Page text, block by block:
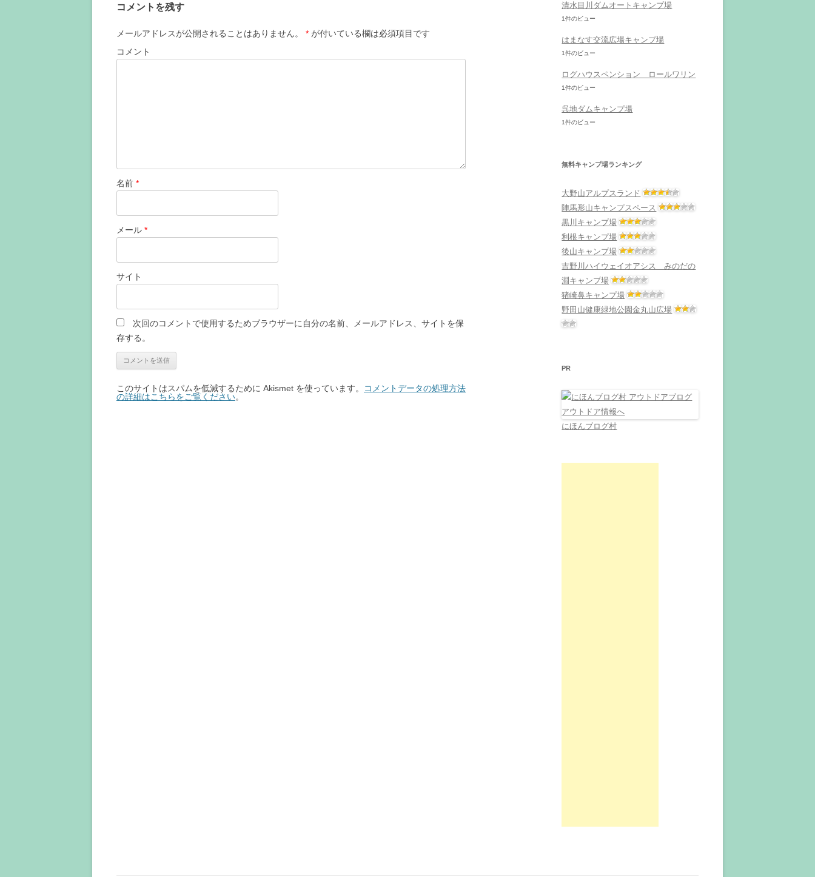
ビ
ゲ
ー
コメントを残す
メールアドレスが公開されることはありません。 * が付いている欄は必須項目です
コメント
名前 *
メール *
サイト
次回のコメントで使用するためブラウザーに自分の名前、メールアドレス、サイトを保
存する。
このサイトはスパムを低減するために Akismet を使っています。
コメントデータの処理方法
の詳細はこちらをご覧ください。
清水目川ダムオートキャンプ場
1件のビュー
はまなす交流広場キャンプ場
1件のビュー
ログハウスペンション ロールワリン
1件のビュー
呉地ダムキャンプ場
1件のビュー
無料キャンプ場ランキング
大野山アルプスランド
陣馬形山キャンプスペース
黒川キャンプ場
利根キャンプ場
後山キャンプ場
吉野川ハイウェイオアシス みのだの
淵キャンプ場
猪崎鼻キャンプ場
野田山健康緑地公園金丸山広場
PR
にほんブログ村